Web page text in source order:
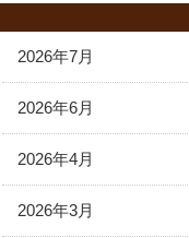
2026年7月
2026年6月
2026年4月
2026年3月